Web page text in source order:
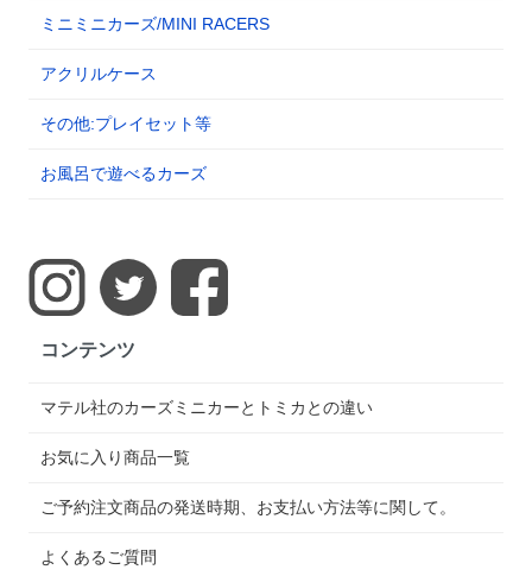
ミニミニカーズ/MINI RACERS
アクリルケース
その他:プレイセット等
お風呂で遊べるカーズ
コンテンツ
マテル社のカーズミニカーとトミカとの違い
お気に入り商品一覧
ご予約注文商品の発送時期、お支払い方法等に関して。
よくあるご質問